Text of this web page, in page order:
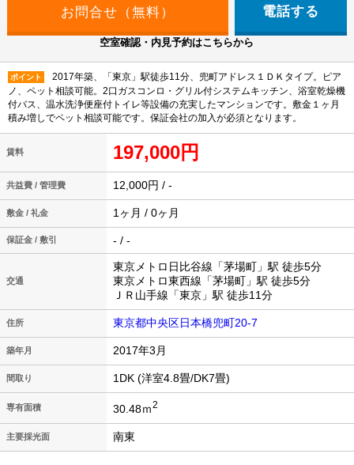
電話する
空室確認・内見予約はこちらから
ポイント
2017年築、「東京」駅徒歩11分、兜町アドレス１ＤＫタイプ。ピア
ノ、ペット相談可能。2口ガスコンロ・グリル付システムキッチン、浴室乾燥機
付バス、温水洗浄便座付トイレ等設備の充実したマンションです。敷金１ヶ月
積み増しでペット相談可能です。保証会社の加入が必須となります。
賃料 197,000円
共益費 / 管理費 12,000円 / -
敷金 / 礼金 1ヶ月 / 0ヶ月
保証金 / 敷引 - / -
交通
東京メトロ日比谷線「茅場町」駅 徒歩5分
東京メトロ東西線「茅場町」駅 徒歩5分
ＪＲ山手線「東京」駅 徒歩11分
住所 東京都中央区日本橋兜町20-7
築年月 2017年3月
間取り 1DK (洋室4.8畳/DK7畳)
専有面積 30.48ｍ2
主要採光面 南東